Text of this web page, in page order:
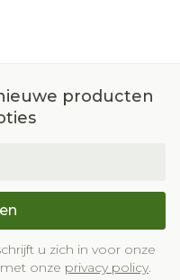
producten
u zich in voor onze
onze privacy policy.